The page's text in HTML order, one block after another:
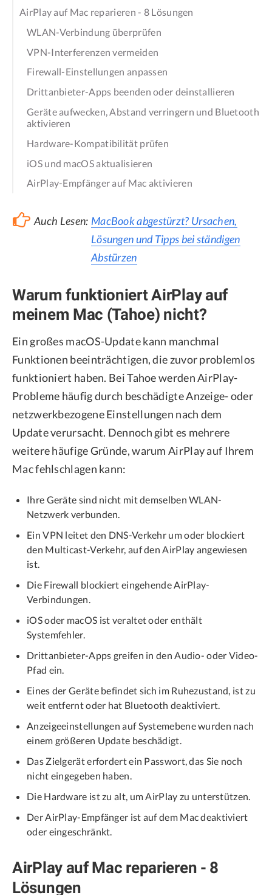
AirPlay auf Mac reparieren - 8 Lösungen
WLAN-Verbindung überprüfen
VPN-Interferenzen vermeiden
Firewall-Einstellungen anpassen
Drittanbieter-Apps beenden oder deinstallieren
Geräte aufwecken, Abstand verringern und Bluetooth
aktivieren
Hardware-Kompatibilität prüfen
iOS und macOS aktualisieren
AirPlay-Empfänger auf Mac aktivieren
Auch Lesen: MacBook abgestürzt? Ursachen,
Lösungen und Tipps bei ständigen
Abstürzen
Warum funktioniert AirPlay auf
meinem Mac (Tahoe) nicht?
Ein großes macOS-Update kann manchmal
Funktionen beeinträchtigen, die zuvor problemlos
funktioniert haben. Bei Tahoe werden AirPlay-
Probleme häufig durch beschädigte Anzeige- oder
netzwerkbezogene Einstellungen nach dem
Update verursacht. Dennoch gibt es mehrere
weitere häufige Gründe, warum AirPlay auf Ihrem
Mac fehlschlagen kann:
Ihre Geräte sind nicht mit demselben WLAN-
Netzwerk verbunden.
Ein VPN leitet den DNS-Verkehr um oder blockiert
den Multicast-Verkehr, auf den AirPlay angewiesen
ist.
Die Firewall blockiert eingehende AirPlay-
Verbindungen.
iOS oder macOS ist veraltet oder enthält
Systemfehler.
Drittanbieter-Apps greifen in den Audio- oder Video-
Pfad ein.
Eines der Geräte befindet sich im Ruhezustand, ist zu
weit entfernt oder hat Bluetooth deaktiviert.
Anzeigeeinstellungen auf Systemebene wurden nach
einem größeren Update beschädigt.
Das Zielgerät erfordert ein Passwort, das Sie noch
nicht eingegeben haben.
Die Hardware ist zu alt, um AirPlay zu unterstützen.
Der AirPlay-Empfänger ist auf dem Mac deaktiviert
oder eingeschränkt.
AirPlay auf Mac reparieren - 8
Lösungen